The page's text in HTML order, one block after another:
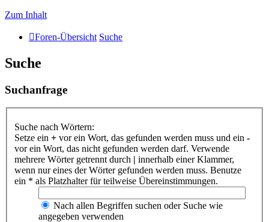
Zum Inhalt
Foren-Übersicht Suche
Suche
Suchanfrage
Suche nach Wörtern:
Setze ein + vor ein Wort, das gefunden werden muss und ein -
vor ein Wort, das nicht gefunden werden darf. Verwende
mehrere Wörter getrennt durch | innerhalb einer Klammer,
wenn nur eines der Wörter gefunden werden muss. Benutze
ein * als Platzhalter für teilweise Übereinstimmungen.
Nach allen Begriffen suchen oder Suche wie
angegeben verwenden